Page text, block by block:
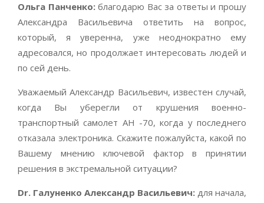
Ольга Панченко:благодарю Вас за ответы и прошу
Александра Васильевича ответить на вопрос,
который, я уверенна, уже неоднократно ему
адресовался, но продолжает интересовать людей и
по сей день.
Уважаемый Александр Васильевич, известен случай,
когда Вы уберегли от крушения военно-
транспортный самолет АН -70, когда у последнего
отказала электроника. Скажите пожалуйста, какой по
Вашему мнению ключевой фактор в принятии
решения в экстремальной ситуации?
Dr. Галуненко Александр Васильевич: для начала,